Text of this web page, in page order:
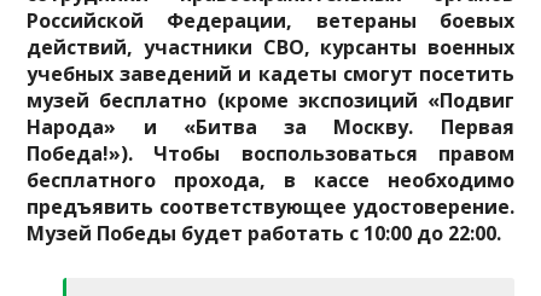
Российской Федерации, ветераны боевых
действий, участники СВО, курсанты военных
учебных заведений и кадеты смогут посетить
музей бесплатно (кроме экспозиций «Подвиг
Народа» и «Битва за Москву. Первая
Победа!»). Чтобы воспользоваться правом
бесплатного прохода, в кассе необходимо
предъявить соответствующее удостоверение.
Музей Победы будет работать с 10:00 до 22:00.